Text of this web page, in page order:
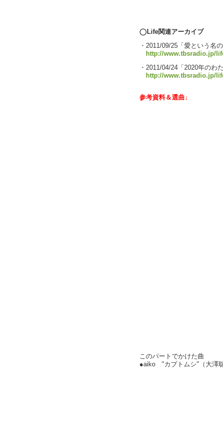
◯Life関連アーカイブ
・2011/09/25「愛という名
http://www.tbsradio.jp/
・2011/04/24「2020年のわ
http://www.tbsradio.jp/
参考資料＆選曲↓
このパートでかけた曲
●aiko "カブトムシ"（大澤